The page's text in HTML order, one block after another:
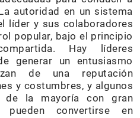
autoridad en un sistema
líder y sus colaboradores
popular, bajo el principio
Hay líderes
generar un entusiasmo
de una reputación
y costumbres, y algunos
de la mayoría con gran
convertirse en